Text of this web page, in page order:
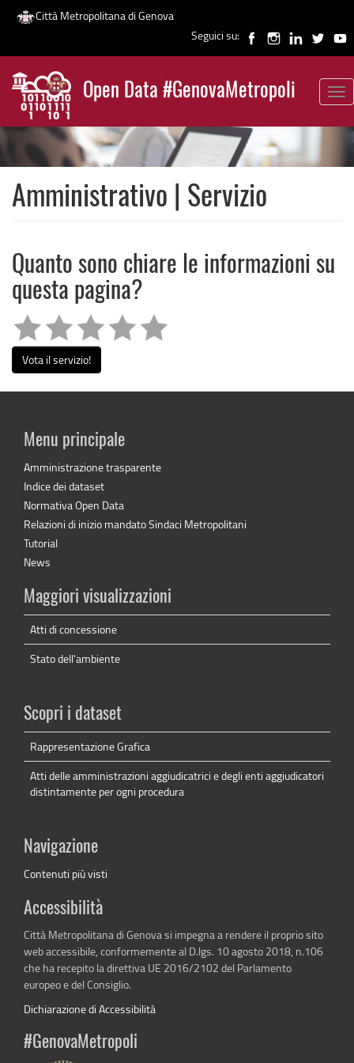
Salta
contenuto
principale
Città Metropolitana di Genova
Seguici su:
Open Data #GenovaMetropoli
News
Amministrativo | Servizio
Quanto sono chiare le informazioni su
questa pagina?
Vota il servizio!
Menu principale
Amministrazione trasparente
Indice dei dataset
Normativa Open Data
Relazioni di inizio mandato Sindaci Metropolitani
Tutorial
News
Maggiori visualizzazioni
Atti di concessione
Stato dell'ambiente
Scopri i dataset
Rappresentazione Grafica
Atti delle amministrazioni aggiudicatrici e degli enti aggiudicatori
distintamente per ogni procedura
Navigazione
Contenuti più visti
Accessibilità
Città Metropolitana di Genova si impegna a rendere il proprio sito
web accessibile, conformemente al D.lgs. 10 agosto 2018, n.106
che ha recepito la direttiva UE 2016/2102 del Parlamento
europeo e del Consiglio.
Dichiarazione di Accessibilità
#GenovaMetropoli